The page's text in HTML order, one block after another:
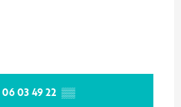
06 03 49 22 ▒▒